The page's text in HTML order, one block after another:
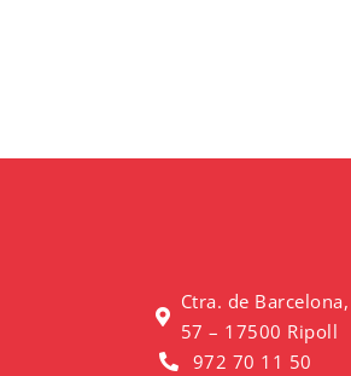
Ctra. de Barcelona,
57 – 17500 Ripoll
972 70 11 50